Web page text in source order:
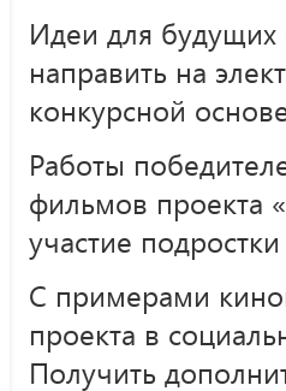
Идеи для
направить на
конкурсной
Работы
фильмов проекта
участие
С примерами
проекта в
Получить